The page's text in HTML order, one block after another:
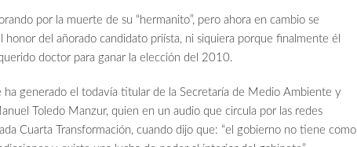
por la muerte de su “hermanito”, pero ahora en cambio se
del añorado candidato priísta, ni siquiera porque finalmente él
doctor para ganar la elección del 2010.
el todavía titular de la Secretaría de Medio Ambiente y
Toledo Manzur, quien en un audio que circula por las redes
Cuarta Transformación, cuando dijo que: “el gobierno no tiene como